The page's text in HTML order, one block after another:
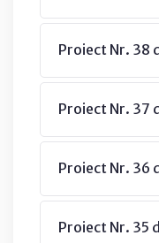
Proiect Nr. 38
Proiect Nr. 37
Proiect Nr. 36
Proiect Nr. 35